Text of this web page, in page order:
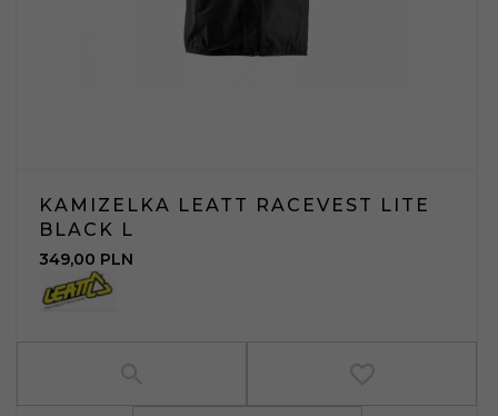
KAMIZELKA LEATT RACEVEST LITE
BLACK L
349,00 PLN